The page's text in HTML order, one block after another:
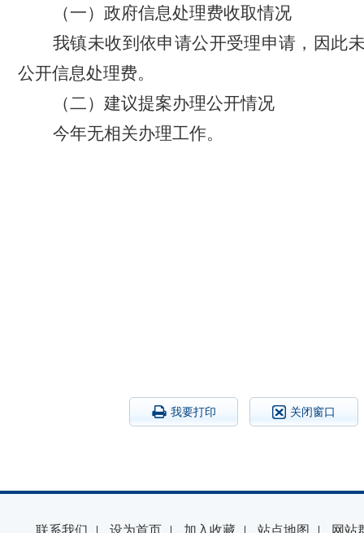
（一）政府信息处理费收取情况
我镇未收到依申请公开受理申请，因此
公开信息处理费。
（二）建议提案办理公开情况
今年无相关办理工作。
我要打印 关闭窗口
联系我们 | 设为首页 | 加入收藏 | 站点地图 | 网站